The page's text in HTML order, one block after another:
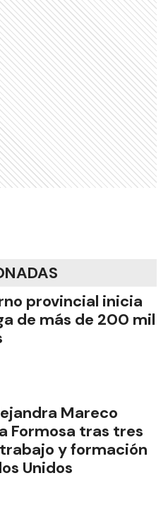
provincial inicia
de más de 200 mil
Mareco
Formosa tras tres
y formación
Unidos